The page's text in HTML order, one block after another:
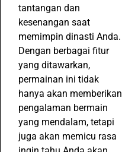
tantangan dan
kesenangan saat
memimpin dinasti Anda.
Dengan berbagai fitur
yang ditawarkan,
permainan ini tidak
hanya akan memberikan
pengalaman bermain
yang mendalam, tetapi
juga akan memicu rasa